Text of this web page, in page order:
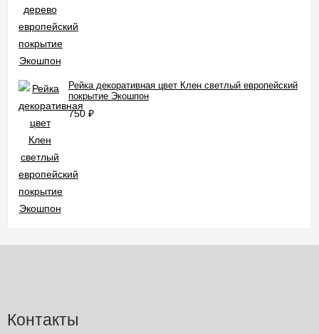
Рейка декоративная цвет Клен светлый европейский
покрытие Экошпон
750 ₽
Контакты